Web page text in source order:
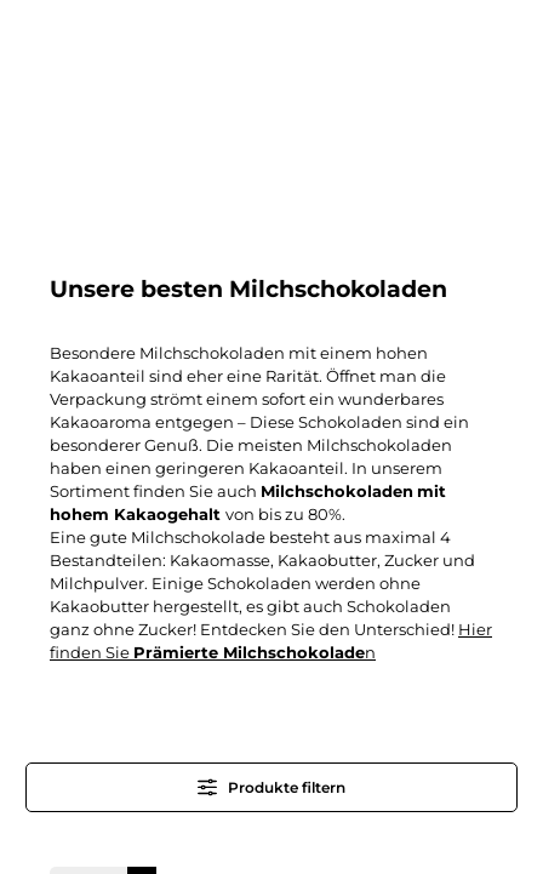
Unsere besten Milchschokoladen
Besondere Milchschokoladen mit einem hohen
Kakaoanteil sind eher eine Rarität. Öffnet man die
Verpackung strömt einem sofort ein wunderbares
Kakaoaroma entgegen – Diese Schokoladen sind ein
besonderer Genuß. Die meisten Milchschokoladen
haben einen geringeren Kakaoanteil. In unserem
Sortiment finden Sie auch Milchschokoladen mit
hohem Kakaogehalt von bis zu 80%.
Eine gute Milchschokolade besteht aus maximal 4
Bestandteilen: Kakaomasse, Kakaobutter, Zucker und
Milchpulver. Einige Schokoladen werden ohne
Kakaobutter hergestellt, es gibt auch Schokoladen
ganz ohne Zucker! Entdecken Sie den Unterschied! Hier
finden Sie Prämierte Milchschokoladen
Produkte filtern